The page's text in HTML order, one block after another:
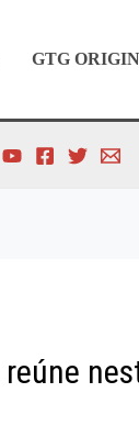
GTG